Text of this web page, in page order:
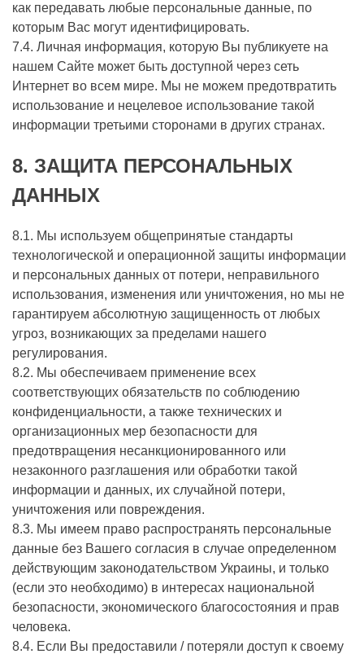
как передавать любые персональные данные, по
которым Вас могут идентифицировать.
7.4. Личная информация, которую Вы публикуете на
нашем Сайте может быть доступной через сеть
Интернет во всем мире. Мы не можем предотвратить
использование и нецелевое использование такой
информации третьими сторонами в других странах.
8. ЗАЩИТА ПЕРСОНАЛЬНЫХ
ДАННЫХ
8.1. Мы используем общепринятые стандарты
технологической и операционной защиты информации
и персональных данных от потери, неправильного
использования, изменения или уничтожения, но мы не
гарантируем абсолютную защищенность от любых
угроз, возникающих за пределами нашего
регулирования.
8.2. Мы обеспечиваем применение всех
соответствующих обязательств по соблюдению
конфиденциальности, а также технических и
организационных мер безопасности для
предотвращения несанкционированного или
незаконного разглашения или обработки такой
информации и данных, их случайной потери,
уничтожения или повреждения.
8.3. Мы имеем право распространять персональные
данные без Вашего согласия в случае определенном
действующим законодательством Украины, и только
(если это необходимо) в интересах национальной
безопасности, экономического благосостояния и прав
человека.
8.4. Если Вы предоставили / потеряли доступ к своему